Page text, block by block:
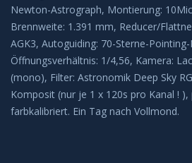
SOFTWARE
BETRIEB
BEOBACHTUNG
Newton-Astrograph, Montierung:
Brennweite: 1.391 mm, Reducer/
AGK3, Autoguiding: 70-Sterne-
Öffnungsverhältnis: 1/4,56, Kamera:
(mono), Filter: Astronomik Deep Sky
Komposit (nur je 1 x 120s pro Kanal !
farbkalibriert. Ein Tag nach Vollmond.